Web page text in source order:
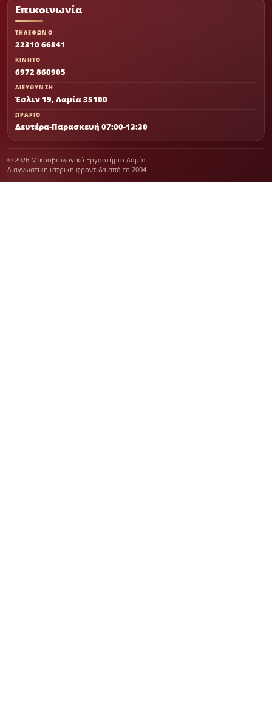
Επικοινωνία
ΤΗΛΕΦΩΝΟ
22310 66841
ΚΙΝΗΤΟ
6972 860905
ΔΙΕΥΘΥΝΣΗ
Έσλιν 19, Λαμία 35100
ΩΡΑΡΙΟ
Δευτέρα-Παρασκευή 07:00-13:30
© 2026 Μικροβιολογικό Εργαστήριο Λαμία
Διαγνωστική ιατρική φροντίδα από το 2004